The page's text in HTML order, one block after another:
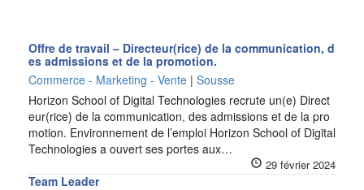
Offre de travail – Directeur(rice) de la communication, d
es admissions et de la promotion.
Commerce - Marketing - Vente | Sousse
Horizon School of Digital Technologies recrute un(e) Direct
eur(rice) de la communication, des admissions et de la pro
motion. Environnement de l’emploi Horizon School of Digital
Technologies a ouvert ses portes aux…
29 février 2024
Team Leader